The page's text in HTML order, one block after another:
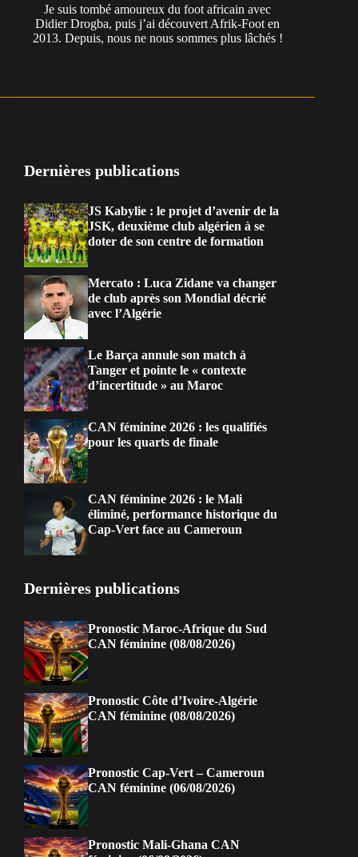
Je suis tombé amoureux du foot africain avec
Didier Drogba, puis j’ai découvert Afrik-Foot en
2013. Depuis, nous ne nous sommes plus lâchés !
Dernières publications
JS Kabylie : le projet d’avenir de la
JSK, deuxième club algérien à se
doter de son centre de formation
Mercato : Luca Zidane va changer
de club après son Mondial décrié
avec l’Algérie
Le Barça annule son match à
Tanger et pointe le « contexte
d’incertitude » au Maroc
CAN féminine 2026 : les qualifiés
pour les quarts de finale
CAN féminine 2026 : le Mali
éliminé, performance historique du
Cap-Vert face au Cameroun
Dernières publications
Pronostic Maroc-Afrique du Sud
CAN féminine (08/08/2026)
Pronostic Côte d’Ivoire-Algérie
CAN féminine (08/08/2026)
Pronostic Cap-Vert – Cameroun
CAN féminine (06/08/2026)
Pronostic Mali-Ghana CAN